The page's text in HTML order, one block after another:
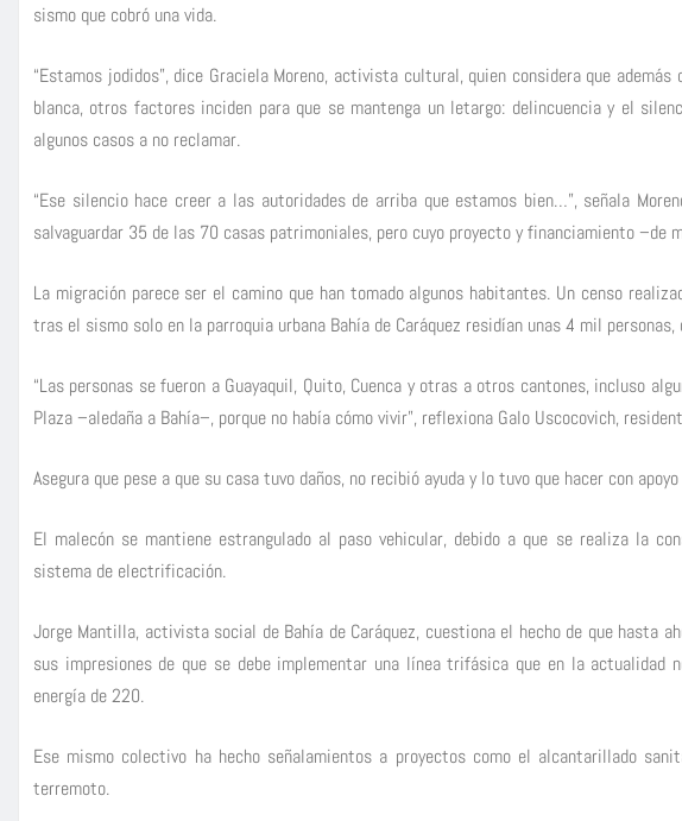
sismo que cobró una vida.
“Estamos jodidos”, dice Graciela Moreno, activista cultural, quien considera que
blanca, otros factores inciden para que se mantenga un letargo: delincuencia y el
algunos casos a no reclamar.
“Ese silencio hace creer a las autoridades de arriba que estamos bien…”, señala
salvaguardar 35 de las 70 casas patrimoniales, pero cuyo proyecto y financiamiento –de
La migración parece ser el camino que han tomado algunos habitantes. Un censo
tras el sismo solo en la parroquia urbana Bahía de Caráquez residían unas 4 mil
“Las personas se fueron a Guayaquil, Quito, Cuenca y otras a otros cantones, incluso
Plaza –aledaña a Bahía–, porque no había cómo vivir”, reflexiona Galo Uscocovich,
Asegura que pese a que su casa tuvo daños, no recibió ayuda y lo tuvo que hacer con
El malecón se mantiene estrangulado al paso vehicular, debido a que se realiza la
sistema de electrificación.
Jorge Mantilla, activista social de Bahía de Caráquez, cuestiona el hecho de que hasta
sus impresiones de que se debe implementar una línea trifásica que en la actualidad
energía de 220.
Ese mismo colectivo ha hecho señalamientos a proyectos como el alcantarillado
terremoto.